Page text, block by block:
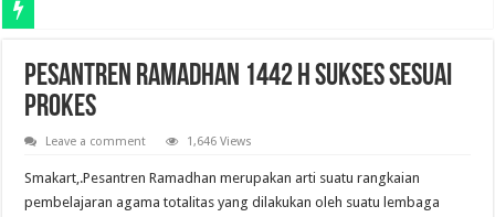
PESANTREN RAMADHAN 1442 H SUKSES SESUAI
PROKES
Leave a comment 1,646 Views
Smakart,.Pesantren Ramadhan merupakan arti suatu rangkaian
pembelajaran agama totalitas yang dilakukan oleh suatu lembaga